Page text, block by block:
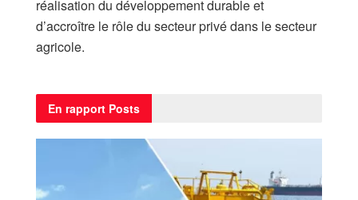
réalisation du développement durable et
d’accroître le rôle du secteur privé dans le secteur
agricole.
En rapport Posts